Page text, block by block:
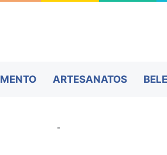
ARTESANATOS
-